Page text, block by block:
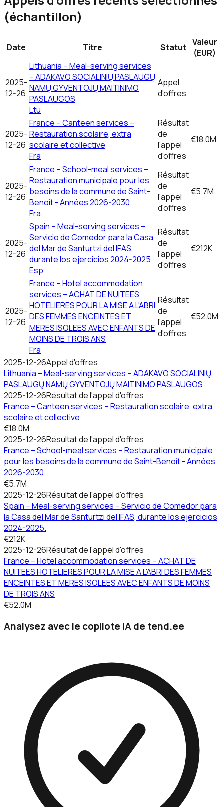
(échantillon)
Date Titre Statut Valeur
(EUR)
2025-
12-26
Lithuania – Meal-serving services
– ADAKAVO SOCIALINIŲ PASLAUGŲ
NAMŲ GYVENTOJŲ MAITINIMO
PASLAUGOS
Ltu
Appel
d'offres
2025-
12-26
France – Canteen services –
Restauration scolaire, extra
scolaire et collective
Fra
Résultat
de
l'appel
d'offres
€18.0M
2025-
12-26
France – School-meal services –
Restauration municipale pour les
besoins de la commune de Saint-
Benoît - Années 2026-2030
Fra
Résultat
de
l'appel
d'offres
€5.7M
2025-
12-26
Spain – Meal-serving services –
Servicio de Comedor para la Casa
del Mar de Santurtzi del IFAS,
durante los ejercicios 2024-2025.
Esp
Résultat
de
l'appel
d'offres
€212K
2025-
12-26
France – Hotel accommodation
services – ACHAT DE NUITEES
HOTELIERES POUR LA MISE A L'ABRI
DES FEMMES ENCEINTES ET
MERES ISOLEES AVEC ENFANTS DE
MOINS DE TROIS ANS
Fra
Résultat
de
l'appel
d'offres
€52.0M
2025-12-26Appel d'offres
Lithuania – Meal-serving services – ADAKAVO SOCIALINIŲ
PASLAUGŲ NAMŲ GYVENTOJŲ MAITINIMO PASLAUGOS
2025-12-26Résultat de l'appel d'offres
France – Canteen services – Restauration scolaire, extra
scolaire et collective
€18.0M
2025-12-26Résultat de l'appel d'offres
France – School-meal services – Restauration municipale
pour les besoins de la commune de Saint-Benoît - Années
2026-2030
€5.7M
2025-12-26Résultat de l'appel d'offres
Spain – Meal-serving services – Servicio de Comedor para
la Casa del Mar de Santurtzi del IFAS, durante los ejercicios
2024-2025.
€212K
2025-12-26Résultat de l'appel d'offres
France – Hotel accommodation services – ACHAT DE
NUITEES HOTELIERES POUR LA MISE A L'ABRI DES FEMMES
ENCEINTES ET MERES ISOLEES AVEC ENFANTS DE MOINS
DE TROIS ANS
€52.0M
Analysez avec le copilote IA de tend.ee